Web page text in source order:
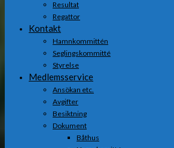
Resultat
Regattor
Kontakt
Hamnkommittén
Seglingskommitté
Styrelse
Medlemsservice
Ansökan etc.
Avgifter
Besiktning
Dokument
Båthus